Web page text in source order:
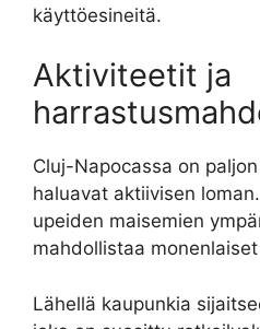
käyttöesineitä.
Aktiviteetit ja
Cluj-Napocassa on
haluavat aktiivisen
upeiden maisemien
mahdollistaa
Lähellä kaupunkia